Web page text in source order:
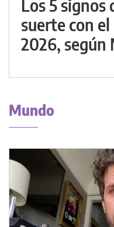
Los 5 signos
suerte con
2026,
Mundo